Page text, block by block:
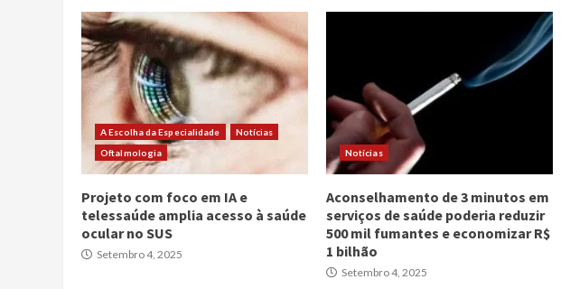
A Escolha da Especialidade
Notícias
Oftalmologia
Projeto com foco em IA e
telessaúde amplia acesso à saúde
ocular no SUS
Setembro 4, 2025
Notícias
Aconselhamento de 3 minutos em
serviços de saúde poderia reduzir
500 mil fumantes e economizar R$
1 bilhão
Setembro 4, 2025